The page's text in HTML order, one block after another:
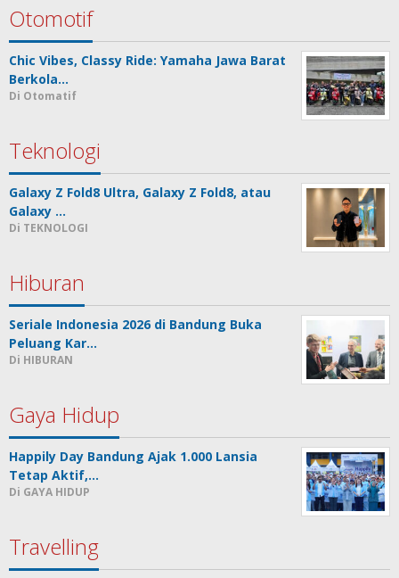
Otomotif
Chic Vibes, Classy Ride: Yamaha Jawa Barat
Berkola…
Di Otomatif
Teknologi
Galaxy Z Fold8 Ultra, Galaxy Z Fold8, atau
Galaxy …
Di TEKNOLOGI
Hiburan
Seriale Indonesia 2026 di Bandung Buka
Peluang Kar…
Di HIBURAN
Gaya Hidup
Happily Day Bandung Ajak 1.000 Lansia
Tetap Aktif,…
Di GAYA HIDUP
Travelling